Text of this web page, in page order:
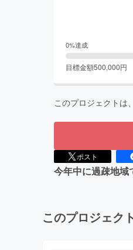
0%達成
目標金額500,000円
このプロジェクトは、
ポスト
今年中に過疎地域
このプロジェク